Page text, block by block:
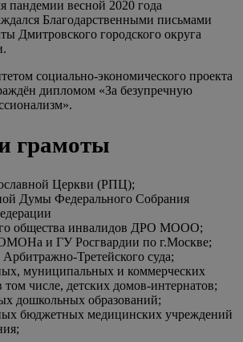
пандемии весной 2020 года
Благодарственными письмами
Дмитровского городского округа
социально-экономического проекта
дипломом «За безупречную
грамоты
Церкви (РПЦ);
Думы Федерального Собрания
общества инвалидов ДРО МООО;
и ГУ Росгвардии по г.Москве;
Третейского суда;
муниципальных и коммерческих
числе, детских домов-интернатов;
дошкольных образований;
бюджетных медицинских учреждений